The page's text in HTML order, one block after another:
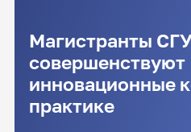
Магистранты
совершенствуют
инновационные
практике